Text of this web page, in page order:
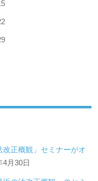
正概観」セミナーがオ
4月30日